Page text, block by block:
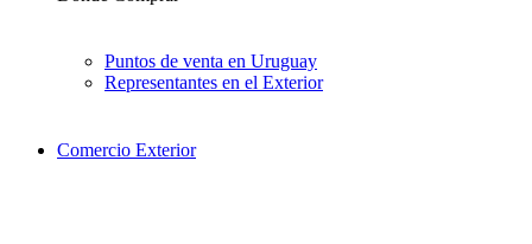
Puntos de venta en Uruguay
Representantes en el Exterior
Comercio Exterior